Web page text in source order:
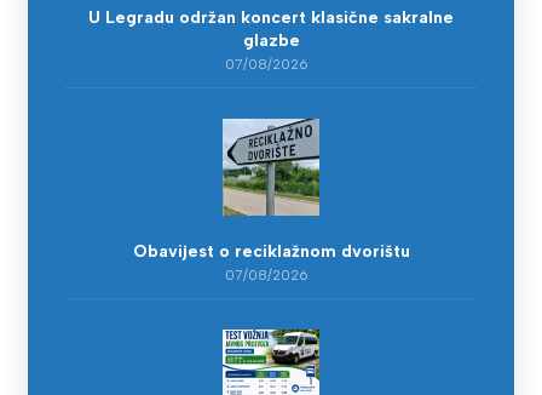
U Legradu održan koncert klasične sakralne
glazbe
07/08/2026
Obavijest o reciklažnom dvorištu
07/08/2026